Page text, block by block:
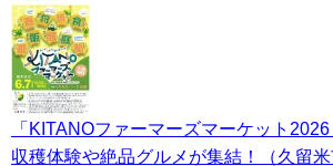
「KITANOファーマーズマーケット
収穫体験や絶品グルメが集結！（久留米